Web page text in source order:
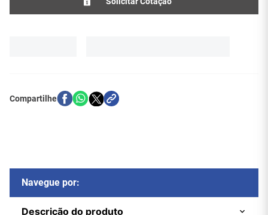
Navegue por:
Descrição do produto